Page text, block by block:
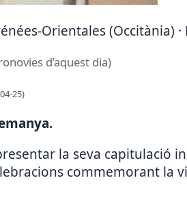
Orientales (Occitània) ·
d’aquest dia)
25)
la seva capitulació
commemorant la